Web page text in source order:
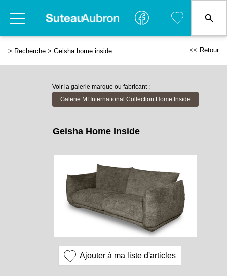
> Recherche > Geisha home inside << Retour
Voir la galerie marque ou fabricant :
Galerie Mf International Collection Home Inside
Ajouter à ma liste d'articles
Geisha Home Inside